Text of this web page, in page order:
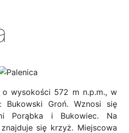
wysokości 572 m n.p.m., w
Bukowski Groń. Wznosi się
Porąbka i Bukowiec. Na
się krzyż. Miejscowa